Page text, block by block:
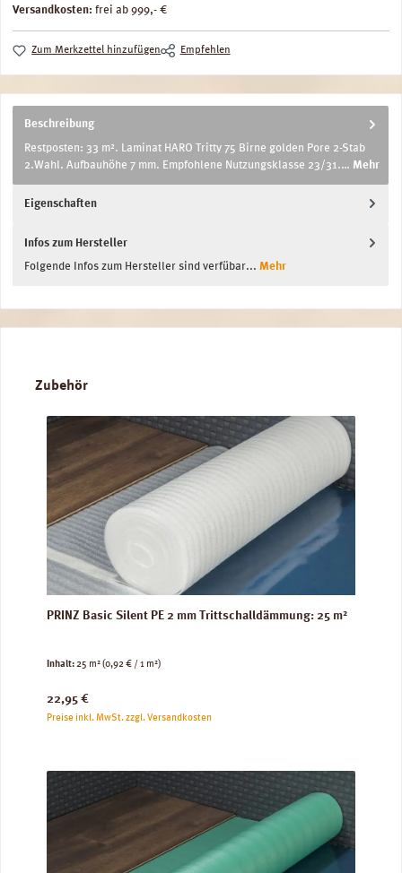
Versandkosten: frei ab 999,- €
Zum Merkzettel hinzufügen Empfehlen
Beschreibung
Restposten: 33 m². Laminat HARO Tritty 75 Birne golden Pore 2-Stab
2.Wahl. Aufbauhöhe 7 mm. Empfohlene Nutzungsklasse 23/31.… Mehr
Eigenschaften
Infos zum Hersteller
Folgende Infos zum Hersteller sind verfübar... Mehr
Produktgalerie überspringen
Zubehör
PRINZ Basic Silent PE 2 mm Trittschalldämmung: 25 m²
Inhalt:25 m²(0,92 € / 1 m²)
Regulärer Preis:
22,95 €
Preise inkl. MwSt. zzgl. Versandkosten